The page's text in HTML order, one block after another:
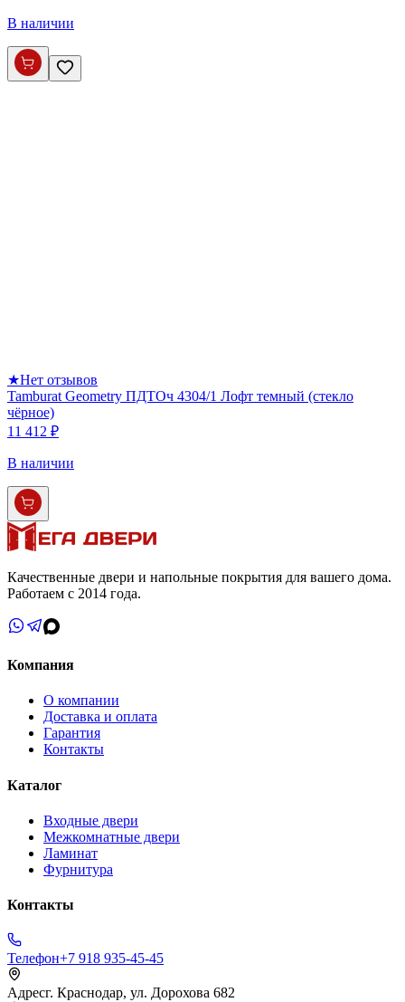
В наличии
★Нет отзывов
Tamburat Geometry ПДТОч 4304/1 Лофт темный (стекло
чёрное)
11 412 ₽
В наличии
Качественные двери и напольные покрытия для вашего дома.
Работаем с 2014 года.
Компания
О компании
Доставка и оплата
Гарантия
Контакты
Каталог
Входные двери
Межкомнатные двери
Ламинат
Фурнитура
Контакты
Телефон+7 918 935-45-45
Адресг. Краснодар, ул. Дорохова 682